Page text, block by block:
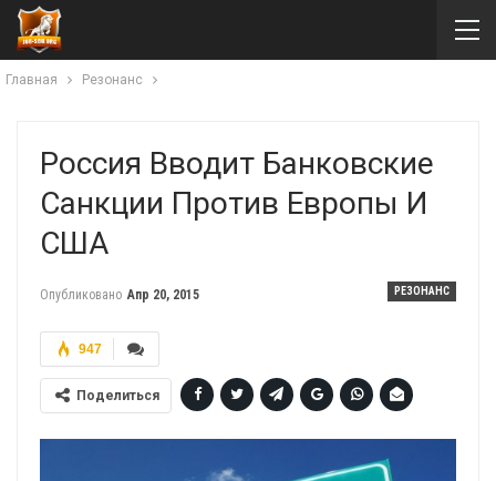
Главная Резонанс
Россия Вводит Банковские
Санкции Против Европы И
США
РЕЗОНАНС
Опубликовано Апр 20, 2015
947
Поделиться